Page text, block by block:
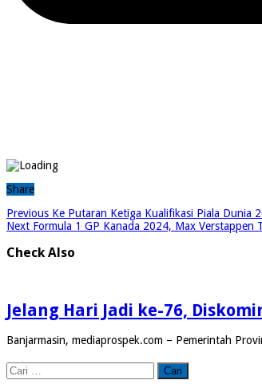
Share
Previous Ke Putaran Ketiga Kualifikasi Piala Dunia
Next Formula 1 GP Kanada 2024, Max Verstappen
Check Also
Jelang Hari Jadi ke-76,
Banjarmasin, mediaprospek.com – Pemerintah
Cari
untuk: